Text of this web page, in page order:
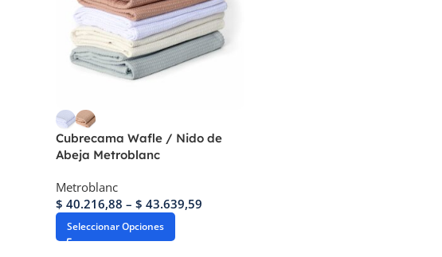
Cubrecama Wafle / Nido de
Abeja Metroblanc
Metroblanc
$ 40.216,88 – $ 43.639,59
Seleccionar Opciones